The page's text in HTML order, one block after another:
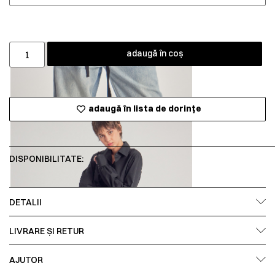
adaugă în coș
adaugă în lista de dorințe
DISPONIBILITATE:
DETALII
LIVRARE ȘI RETUR
AJUTOR